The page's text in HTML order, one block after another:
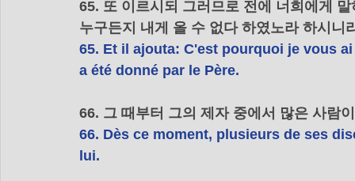
65. 또 이르시되 그러므로 전에 너희에게
누구든지 내게 올 수 없다 하였노라 하시니
65. Et il ajouta: C'est pourquoi je vous
a été donné par le Père.
66. 그 때부터 그의 제자 중에서 많은 사람
66. Dès ce moment, plusieurs de ses
lui.